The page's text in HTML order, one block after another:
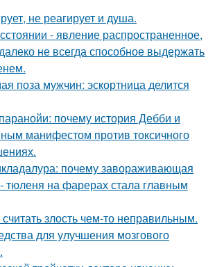
не реагирует и душа.
- явление распространенное,
не всегда способное выдержать
поза мужчин: эскортница делится
почему история Дебби и
манифестом против токсичного
почему завораживающая
тюленя на фарерах стала главным
злость чем-то неправильным.
для улучшения мозгового